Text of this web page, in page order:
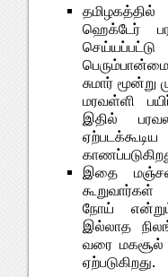
ஹெக்டேர்
சுமார்
மரவள்ளி
இதில்
இதை
நோய் என்றும்
இல்லாத
வரை மகசூல்
ஏற்படுகிறது.